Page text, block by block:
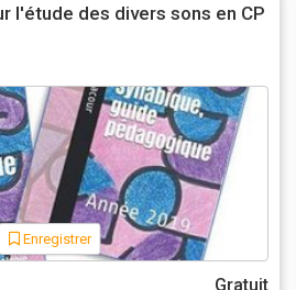
l'étude des divers sons en CP
Enregistrer
Gratuit